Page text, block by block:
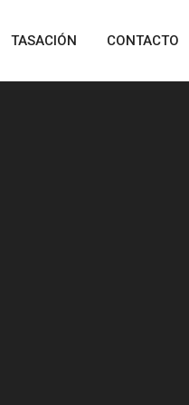
TASACIÓN CONTACTO